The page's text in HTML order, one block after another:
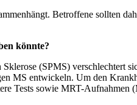
Betroffene sollten
könnte?
(SPMS) verschlechtert
MS entwickeln. Um den
Tests sowie MRT-